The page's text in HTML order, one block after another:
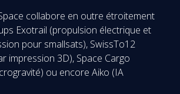
collabore en outre étroitement
Exotrail (propulsion électrique et
pour smallsats), SwissTo12
impression 3D), Space Cargo
ou encore Aiko (IA